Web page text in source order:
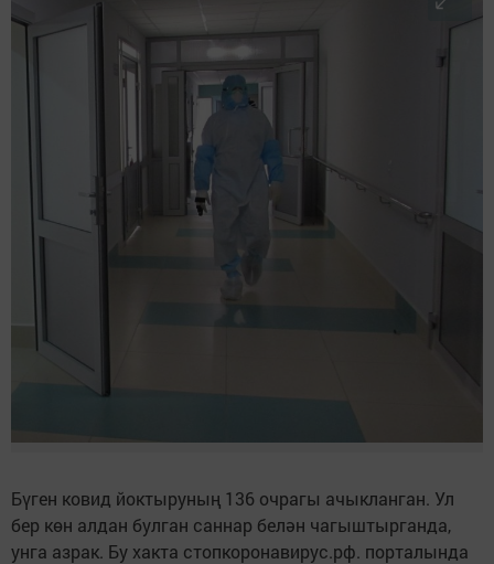
Бүген ковид йоктыруның 136 очрагы ачыкланган. Ул
бер көн алдан булган саннар белән чагыштырганда,
унга азрак. Бу хакта стопкоронавирус.рф. порталында